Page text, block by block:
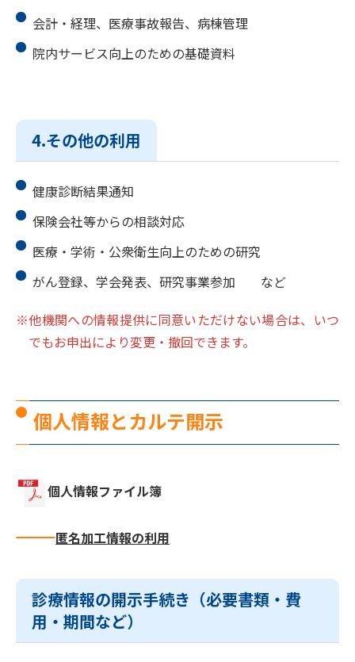
会計・経理、医療事故報告、病棟管理
院内サービス向上のための基礎資料
4.その他の利用
健康診断結果通知
保険会社等からの相談対応
医療・学術・公衆衛生向上のための研究
がん登録、学会発表、研究事業参加 など
※他機関への情報提供に同意いただけない場合は、いつ
でもお申出により変更・撤回できます。
個人情報とカルテ開示
個人情報ファイル簿
匿名加工情報の利用
診療情報の開示手続き（必要書類・費
用・期間など）